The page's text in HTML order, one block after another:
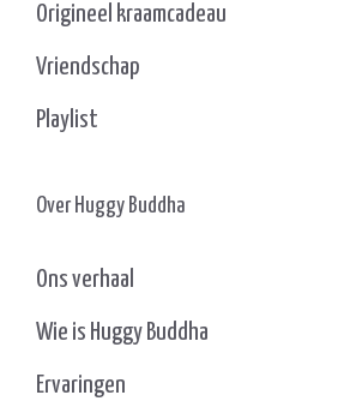
Origineel kraamcadeau
Vriendschap
Playlist
Over Huggy Buddha
Ons verhaal
Wie is Huggy Buddha
Ervaringen